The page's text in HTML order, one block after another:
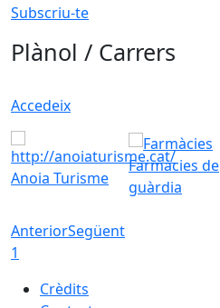
Subscriu-te
Plànol / Carrers
Accedeix
Anoia Turisme
Farmàcies de
guàrdia
AnteriorSegüent
1
Crèdits